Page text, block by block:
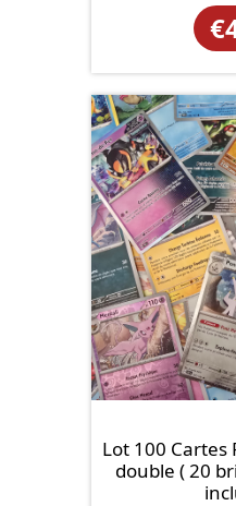
€
Lot 100 Cartes
double ( 20